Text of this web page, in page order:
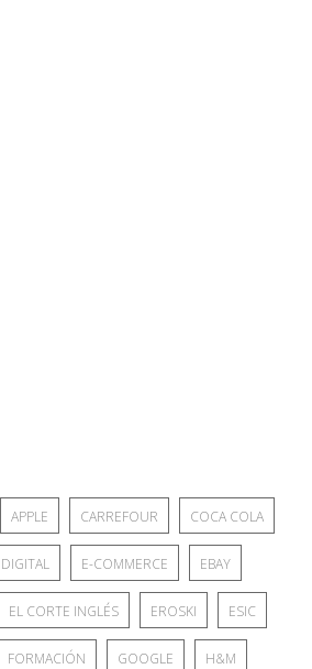
APPLE CARREFOUR COCA COLA
DIGITAL E-COMMERCE EBAY
EL CORTE INGLÉS EROSKI ESIC
FORMACIÓN GOOGLE H&M